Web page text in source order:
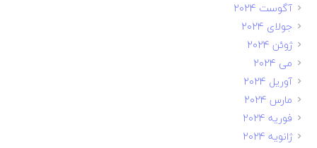
آگوست 2024
جولای 2024
ژوئن 2024
می 2024
آوریل 2024
مارس 2024
فوریه 2024
ژانویه 2024